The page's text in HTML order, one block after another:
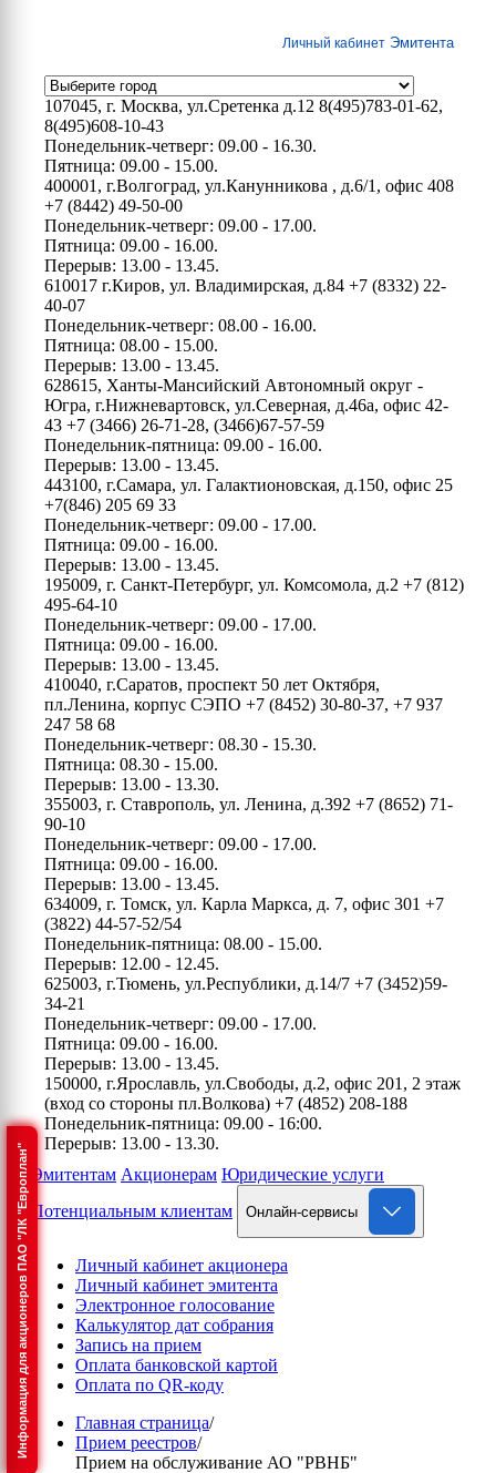
Информация для акционеров ПАО "ЛК "Европлан"
Личный кабинет Эмитента
107045, г. Москва, ул.Сретенка д.12 8(495)783-01-62,
8(495)608-10-43
Понедельник-четверг: 09.00 - 16.30.
Пятница: 09.00 - 15.00.
400001, г.Волгоград, ул.Канунникова , д.6/1, офис 408
+7 (8442) 49-50-00
Понедельник-четверг: 09.00 - 17.00.
Пятница: 09.00 - 16.00.
Перерыв: 13.00 - 13.45.
610017 г.Киров, ул. Владимирская, д.84 +7 (8332) 22-
40-07
Понедельник-четверг: 08.00 - 16.00.
Пятница: 08.00 - 15.00.
Перерыв: 13.00 - 13.45.
628615, Ханты-Мансийский Автономный округ -
Югра, г.Нижневартовск, ул.Северная, д.46а, офис 42-
43 +7 (3466) 26-71-28, (3466)67-57-59
Понедельник-пятница: 09.00 - 16.00.
Перерыв: 13.00 - 13.45.
443100, г.Самара, ул. Галактионовская, д.150, офис 25
+7(846) 205 69 33
Понедельник-четверг: 09.00 - 17.00.
Пятница: 09.00 - 16.00.
Перерыв: 13.00 - 13.45.
195009, г. Санкт-Петербург, ул. Комсомола, д.2 +7 (812)
495-64-10
Понедельник-четверг: 09.00 - 17.00.
Пятница: 09.00 - 16.00.
Перерыв: 13.00 - 13.45.
410040, г.Саратов, проспект 50 лет Октября,
пл.Ленина, корпус СЭПО +7 (8452) 30-80-37, +7 937
247 58 68
Понедельник-четверг: 08.30 - 15.30.
Пятница: 08.30 - 15.00.
Перерыв: 13.00 - 13.30.
355003, г. Ставрополь, ул. Ленина, д.392 +7 (8652) 71-
90-10
Понедельник-четверг: 09.00 - 17.00.
Пятница: 09.00 - 16.00.
Перерыв: 13.00 - 13.45.
634009, г. Томск, ул. Карла Маркса, д. 7, офис 301 +7
(3822) 44-57-52/54
Понедельник-пятница: 08.00 - 15.00.
Перерыв: 12.00 - 12.45.
625003, г.Тюмень, ул.Республики, д.14/7 +7 (3452)59-
34-21
Понедельник-четверг: 09.00 - 17.00.
Пятница: 09.00 - 16.00.
Перерыв: 13.00 - 13.45.
150000, г.Ярославль, ул.Свободы, д.2, офис 201, 2 этаж
(вход со стороны пл.Волкова) +7 (4852) 208-188
Понедельник-пятница: 09.00 - 16:00.
Перерыв: 13.00 - 13.30.
Эмитентам Акционерам Юридические услуги
Потенциальным клиентам
Онлайн-сервисы
Личный кабинет акционера
Личный кабинет эмитента
Электронное голосование
Калькулятор дат собрания
Запись на прием
Оплата банковской картой
Оплата по QR-коду
Главная страница/
Прием реестров/
Прием на обслуживание АО "РВНБ"